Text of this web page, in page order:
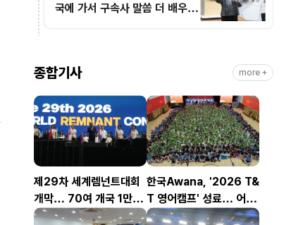
국에 가서 구속사 말씀 더 배우고
종합기사 more +
제29차 세계렘넌트대회
개막… 70여 개국 1만2
천여 명 참가
한국Awana, '2026 T&
T 영어캠프' 성료… 어린
이 1,200명 복음과 영어